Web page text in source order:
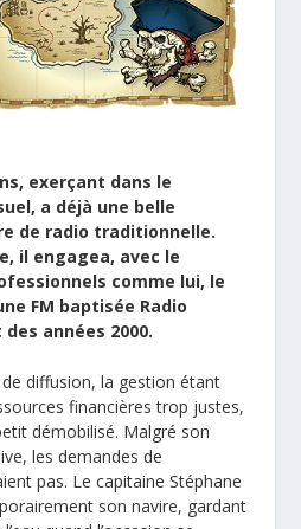
exerçant dans le
a déjà une belle
de radio traditionnelle.
il engagea, avec le
comme lui, le
FM baptisée Radio
années 2000.
diffusion, la gestion étant
financières trop justes,
démobilisé. Malgré son
les demandes de
pas. Le capitaine Stéphane
son navire, gardant